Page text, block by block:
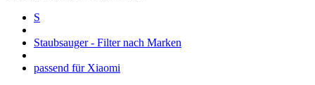
S
Staubsauger - Filter nach Marken
passend für Xiaomi